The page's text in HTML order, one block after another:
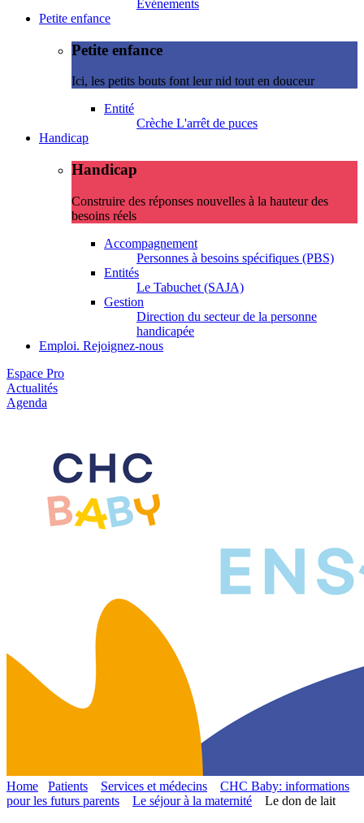
Evénements
Petite enfance
Petite enfance
Ici, les petits bouts font leur nid tout en douceur
Entité
Crèche L'arrêt de puces
Handicap
Handicap
Construire des réponses nouvelles à la hauteur des
besoins réels
Accompagnement
Personnes à besoins spécifiques (PBS)
Entités
Le Tabuchet (SAJA)
Gestion
Direction du secteur de la personne
handicapée
Emploi. Rejoignez-nous
Espace Pro
Actualités
Agenda
Home Patients Services et médecins
CHC Baby: informations
pour les futurs parents
Le séjour à la maternité Le don de lait